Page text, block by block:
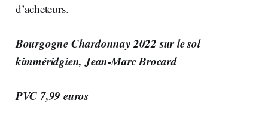
d’acheteurs.
Bourgogne Chardonnay 2022 sur le sol
kimméridgien, Jean-Marc Brocard
PVC 7,99 euros